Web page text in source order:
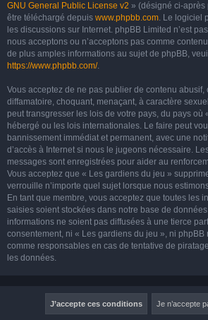
GNU General Public License v2 » (désigné ci-après
être téléchargé depuis www.phpbb.com. Le logiciel
les discussions sur Internet. phpBB Limited n’est
nous acceptons ou n’acceptons pas comme
de plus amples informations au sujet de phpBB,
https://www.phpbb.com/.
Vous acceptez de ne pas publier de contenu abusif,
diffamatoire, choquant, menaçant, à caractère
peut transgresser les lois de votre pays, du pays où
hébergé ou les lois internationales. Le faire peut
bannissement immédiat et permanent, avec une
d’accès à Internet si nous le jugeons nécessaire.
messages sont enregistrées pour aider au
Vous acceptez que « Les gardiens du jeu »
verrouille n’importe quel sujet lorsque nous
En tant que membre, vous acceptez que toutes les
saisies soient stockées dans notre base de
informations ne soient pas diffusées à une tierce
consentement, ni « Les gardiens du jeu », ni phpBB
comme responsables en cas de tentative de
les données.